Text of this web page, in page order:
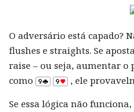
O adversário está capado?
flushes e straights. Se
raise – ou seja, aumentar o
como
, ele
Se essa lógica não